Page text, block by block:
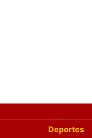
Deportes